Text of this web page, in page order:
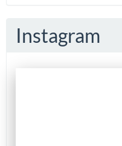
Instagram